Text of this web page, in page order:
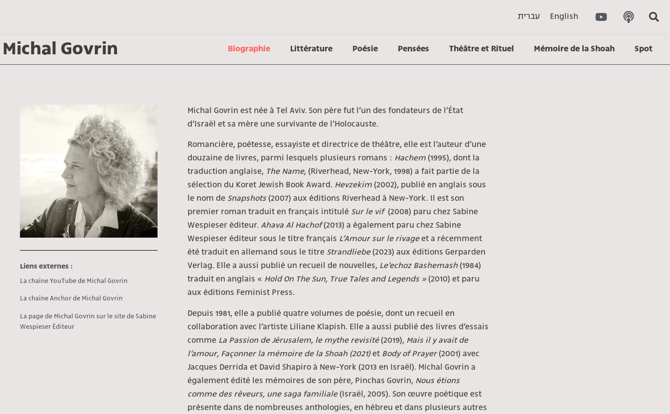
עברית English
Michal Govrin Biographie Littérature Poésie Pensées Théâtre et Rituel Mémoire de la Shoah Spot
Liens externes :
La chaîne YouTube de Michal Govrin
La chaîne Anchor de Michal Govrin
La page de Michal Govrin sur le site de Sabine
Wespieser Éditeur
Michal Govrin est née à Tel Aviv. Son père fut l’un des fondateurs de l’État
d’Israël et sa mère une survivante de l’Holocauste.
Romancière, poétesse, essayiste et directrice de théâtre, elle est l’auteur d’une
douzaine de livres, parmi lesquels plusieurs romans : Hachem (1995), dont la
traduction anglaise, The Name, (Riverhead, New-York, 1998) a fait partie de la
sélection du Koret Jewish Book Award. Hevzekim (2002), publié en anglais sous
le nom de Snapshots(2007) aux éditions Riverhead à New-York. Il est son
premier roman traduit en français intitulé Sur le vif(2008) paru chez Sabine
Wespieser éditeur. Ahava Al Hachof(2013) a également paru chez Sabine
Wespieser éditeur sous le titre français L’Amour sur le rivageet a récemment
été traduit en allemand sous le titre Strandliebe(2023) aux éditions Gerparden
Verlag. Elle a aussi publié un recueil de nouvelles, Le’echoz Bashemash(1984)
traduit en anglais « Hold On The Sun, True Tales and Legends » (2010) et paru
aux éditions Feminist Press.
Depuis 1981, elle a publié quatre volumes de poésie, dont un recueil en
collaboration avec l’artiste Liliane Klapish. Elle a aussi publié des livres d’essais
comme La Passion de Jérusalem, le mythe revisité(2019), Mais il y avait de
l’amour, Façonner la mémoire de la Shoah (2021)et Body of Prayer(2001) avec
Jacques Derrida et David Shapiroà New-York (2013 en Israël). Michal Govrin a
également édité les mémoires de son père, Pinchas Govrin, Nous étions
comme des rêveurs, une saga familiale (Israël, 2005). Son œuvre poétique est
présente dans de nombreuses anthologies, en hébreu et dans plusieurs autres